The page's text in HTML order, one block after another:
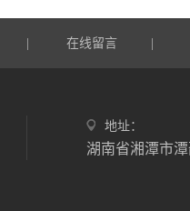
在线留言
地址：